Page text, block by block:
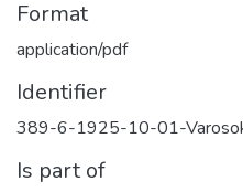
Format
application/pdf
Identifier
389-6-1925-10-01-
Is part of